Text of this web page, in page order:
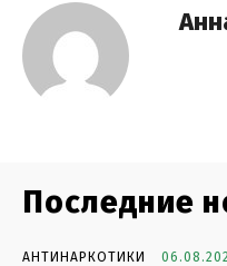
Последние
АНТИНАРКОТИКИ